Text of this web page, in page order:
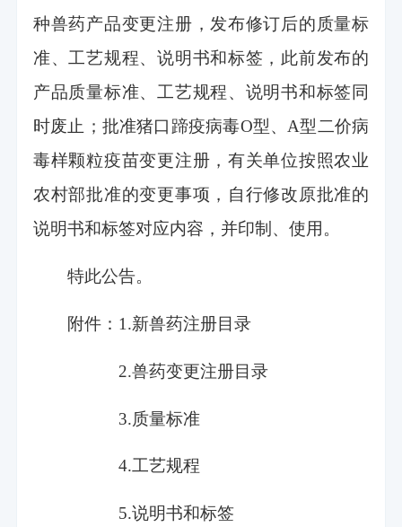
种兽药产品变更注册，发布修订后的质量标
准、工艺规程、说明书和标签，此前发布的
产品质量标准、工艺规程、说明书和标签同
时废止；批准猪口蹄疫病毒O型、A型二价病
毒样颗粒疫苗变更注册，有关单位按照农业
农村部批准的变更事项，自行修改原批准的
说明书和标签对应内容，并印制、使用。
特此公告。
附件：1.新兽药注册目录
2.兽药变更注册目录
3.质量标准
4.工艺规程
5.说明书和标签